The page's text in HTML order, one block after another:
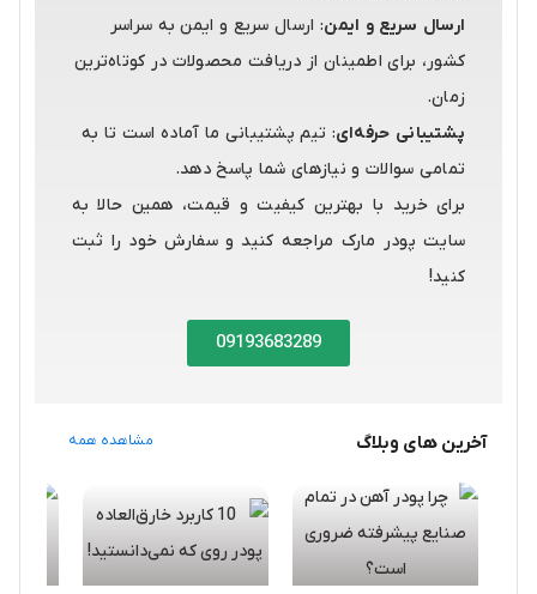
ارسال سریع و ایمن: ارسال سریع و ایمن به سراسر
کشور، برای اطمینان از دریافت محصولات در کوتاه‌ترین
زمان.
پشتیبانی حرفه‌ای: تیم پشتیبانی ما آماده است تا به
تمامی سوالات و نیازهای شما پاسخ دهد.
برای خرید با بهترین کیفیت و قیمت، همین حالا به
سایت پودر مارک مراجعه کنید و سفارش خود را ثبت
کنید!
09193683289
آخرین های وبلاگ مشاهده همه